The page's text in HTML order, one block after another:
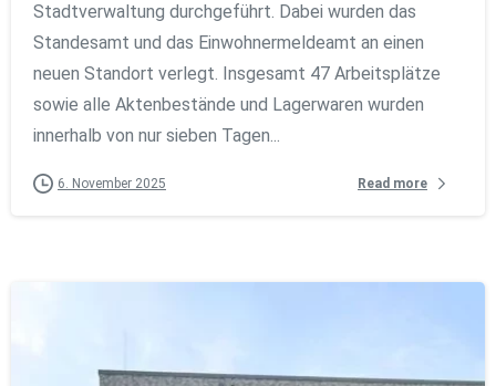
Stadtverwaltung durchgeführt. Dabei wurden das
Standesamt und das Einwohnermeldeamt an einen
neuen Standort verlegt. Insgesamt 47 Arbeitsplätze
sowie alle Aktenbestände und Lagerwaren wurden
innerhalb von nur sieben Tagen...
6. November 2025 Read more